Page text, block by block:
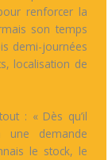
renforcer la
son temps
demi-journées
localisation de
: « Dès qu’il
demande
le stock, le